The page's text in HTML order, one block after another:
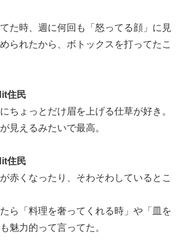
た時、週に何回も「怒ってる顔」に見
られたから、ボトックスを打ってたこ
住民
ちょっとだけ眉を上げる仕草が好き。
見えるみたいで最高。
住民
赤くなったり、そわそわしているとこ
ら「料理を奢ってくれる時」や「皿を
魅力的って言ってた。